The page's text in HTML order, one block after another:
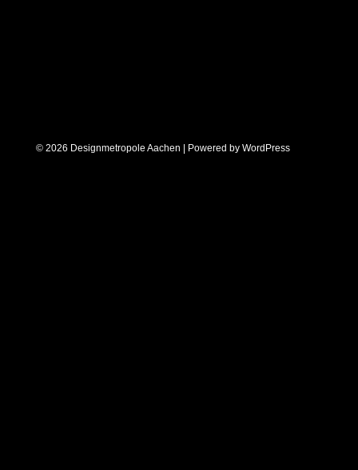
© 2026 Designmetropole Aachen | Powered by WordPress